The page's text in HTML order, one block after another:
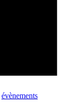
évènements